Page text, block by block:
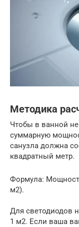
Методика
Чтобы в ванной
суммарную
санузла должна
квадратный метр.
Формула:
м2).
Для светодиодов
1 м2. Если ваша